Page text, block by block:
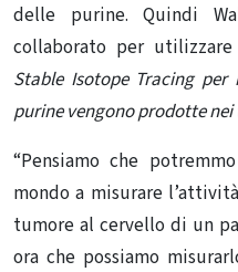
delle purine. Quindi
collaborato per
Stable Isotope Tracing
purine vengono prodotte
“Pensiamo che
mondo a misurare
tumore al cervello di un
ora che possiamo